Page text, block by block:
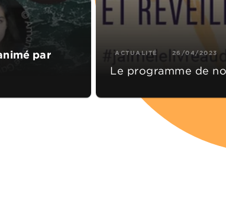
par
ACTUALITÉ 26/04/2023
Le programme de